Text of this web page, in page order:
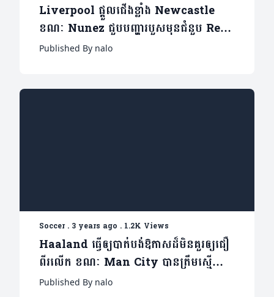
Liverpool ផ្តួលជើងខ្លាំង Newcastle
ខណៈ Nunez ជួបបញ្ហារបួសមុនជំនួប Real
Madrid
Published By nalo
Soccer. 3 years ago . 1.2K Views
Haaland ធ្វើឲ្យបាត់បង់ឱកាសដ៏មិនគួរឲ្យជឿ
ពីរលើក ​ខណៈ Man City បានត្រឹមស្មើ
(មានវីដេអូ)
Published By nalo